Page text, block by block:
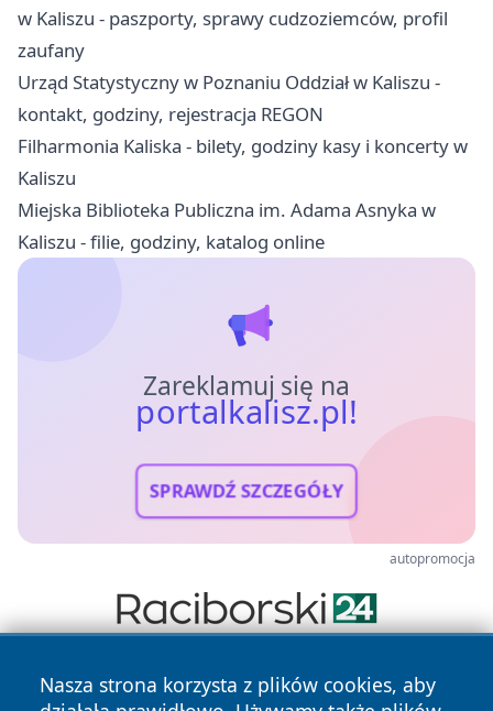
w Kaliszu - paszporty, sprawy cudzoziemców, profil
zaufany
Urząd Statystyczny w Poznaniu Oddział w Kaliszu -
kontakt, godziny, rejestracja REGON
Filharmonia Kaliska - bilety, godziny kasy i koncerty w
Kaliszu
Miejska Biblioteka Publiczna im. Adama Asnyka w
Kaliszu - filie, godziny, katalog online
Zareklamuj się na
portalkalisz.pl!
SPRAWDŹ SZCZEGÓŁY
autopromocja
Nasza strona korzysta z plików cookies, aby